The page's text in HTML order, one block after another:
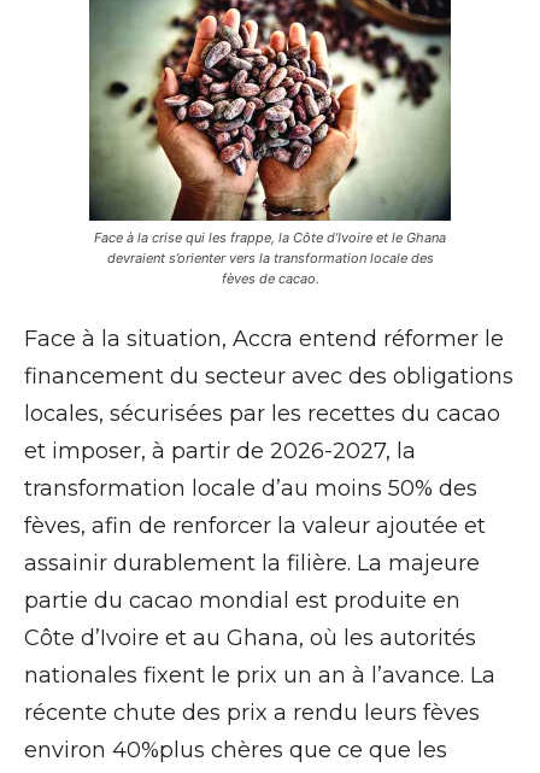
Face à la crise qui les frappe, la Côte d’Ivoire et le Ghana
devraient s’orienter vers la transformation locale des
fèves de cacao.
Face à la situation, Accra entend réformer le
financement du secteur avec des obligations
locales, sécurisées par les recettes du cacao
et imposer, à partir de 2026-2027, la
transformation locale d’au moins 50% des
fèves, afin de renforcer la valeur ajoutée et
assainir durablement la filière. La majeure
partie du cacao mondial est produite en
Côte d’Ivoire et au Ghana, où les autorités
nationales fixent le prix un an à l’avance. La
récente chute des prix a rendu leurs fèves
environ 40%plus chères que ce que les